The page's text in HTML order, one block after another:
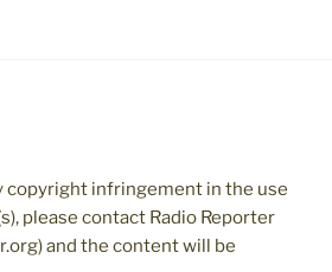
copyright infringement in the use
please contact Radio Reporter
and the content will be